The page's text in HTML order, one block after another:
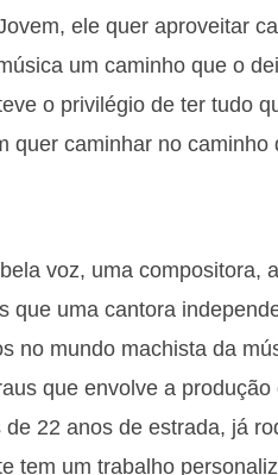
ele quer aproveitar
um caminho que o
o privilégio de ter tudo
quer caminhar no caminho
voz, uma compositora,
que uma cantora
no mundo machista da
que envolve a
22 anos de estrada, já
tem um trabalho